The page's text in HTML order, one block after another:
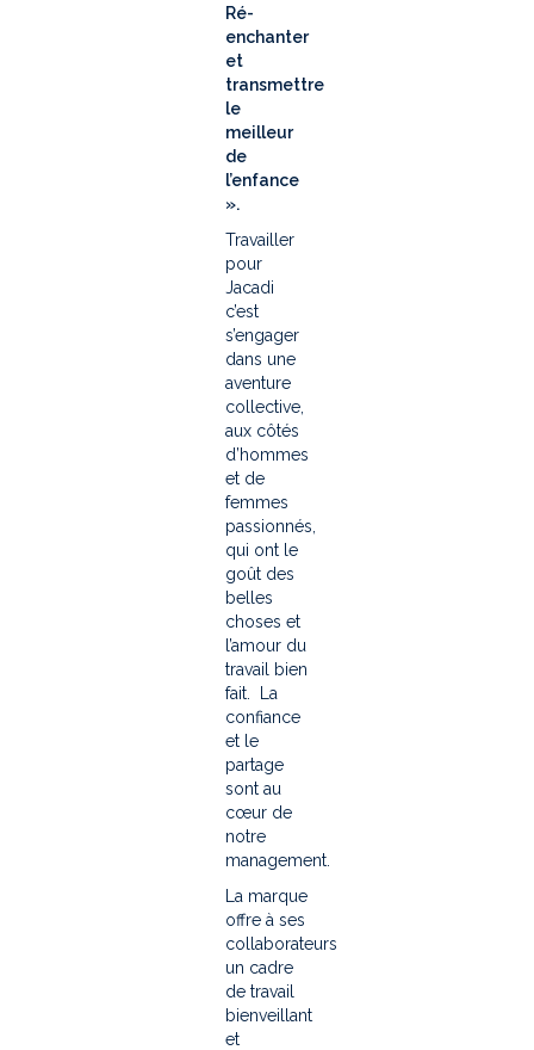
Ré-
enchanter
et
transmettre
le
meilleur
de
l’enfance
».
Travailler
pour
Jacadi
c’est
s’engager
dans une
aventure
collective,
aux côtés
d’hommes
et de
femmes
passionnés,
qui ont le
goût des
belles
choses et
l’amour du
travail bien
fait. La
confiance
et le
partage
sont au
cœur de
notre
management.
La marque
offre à ses
collaborateurs
un cadre
de travail
bienveillant
et